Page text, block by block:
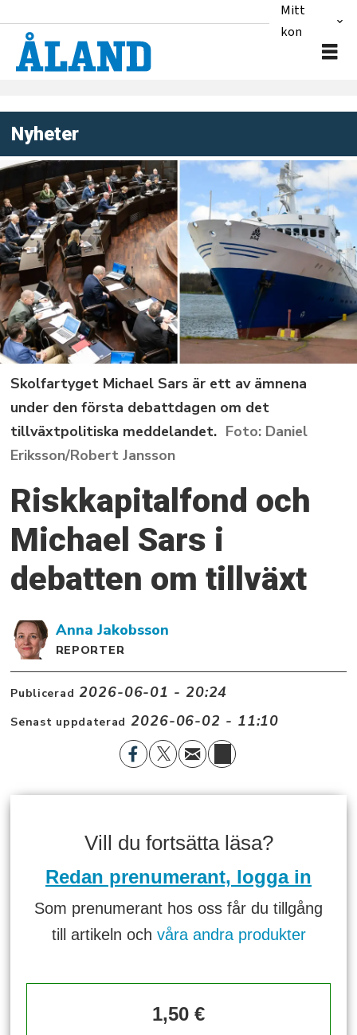
Mitt
konto
Nyheter
Skolfartyget Michael Sars är ett av ämnena
under den första debattdagen om det
tillväxtpolitiska meddelandet.
Daniel
Eriksson/Robert Jansson
Riskkapitalfond och
Michael Sars i
debatten om tillväxt
Anna Jakobsson
REPORTER
Publicerad 2026-06-01 - 20:24
Senast uppdaterad 2026-06-02 - 11:10
Vill du fortsätta läsa?
Redan prenumerant, logga in
Som prenumerant hos oss får du tillgång
till artikeln och våra andra produkter
1,50 €